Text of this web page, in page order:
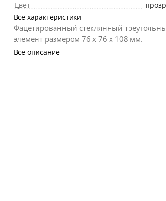
Цвет
Все характеристики
Фацетированный стеклянный
элемент размером 76 х 76 х 108 мм.
Все описание